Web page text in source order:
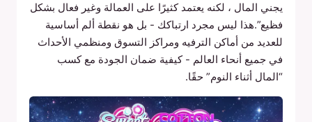
يجني المال ، لكنه يعتمد كثيرًا على العمالة وغير فعال بشكل
فظيع”.هذا ليس مجرد ارتباكك - بل هو نقطة ألم أساسية
للعديد من أماكن الترفيه ومراكز التسوق ومنظمي الأحداث
في جميع أنحاء العالم - كيفية ضمان الجودة مع كسب
“المال أثناء النوم” حقًا.